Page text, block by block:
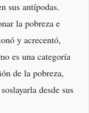
sus antípodas.
la pobreza e
y acrecentó,
es una categoría
de la pobreza,
desde sus